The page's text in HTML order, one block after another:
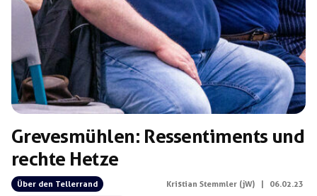
Schlagwörter:
Grevesmühlen: Ressentiments und
rechte Hetze
Über den Tellerrand
Kristian Stemmler (jW) 06.02.23